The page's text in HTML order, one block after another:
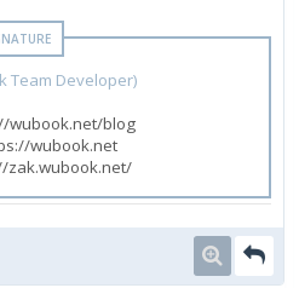
Team Developer)
wubook.net/blog
wubook.net
zak.wubook.net/